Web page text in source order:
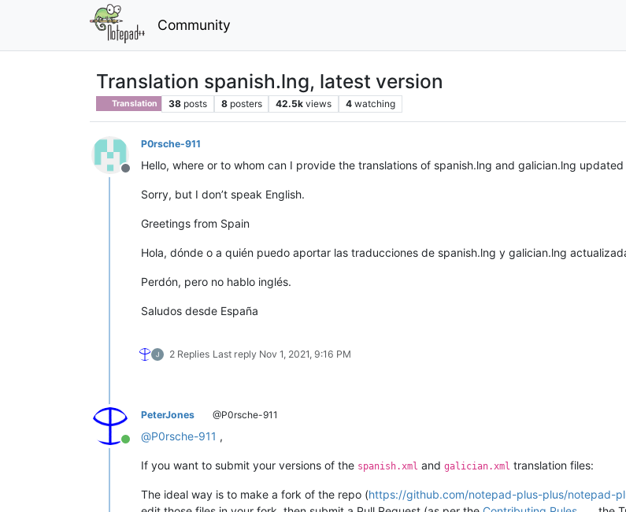
Community
Translation spanish.lng, latest version
Translation 38 posts 8 posters 42.5k views 4 watching
Offline
P0rsche-911
Hello, where or to whom can I provide the translations of spanish.lng and galician.lng
Sorry, but I don’t speak English.
Greetings from Spain
Hola, dónde o a quién puedo aportar las traducciones de spanish.lng y galician.lng
Perdón, pero no hablo inglés.
Saludos desde España
2 Replies Last reply Nov 1, 2021, 9:16 PM
Online
PeterJones @P0rsche-911
@P0rsche-911 ,
If you want to submit your versions of the spanish.xml and galician.xml translation files:
The ideal way is to make a fork of the repo (https://github.com/notepad-plus-plus/notepad-